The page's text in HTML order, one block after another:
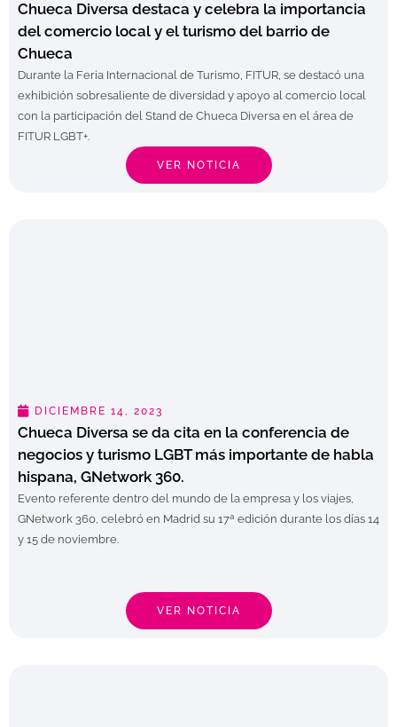
Chueca Diversa destaca y celebra la importancia
del comercio local y el turismo del barrio de
Chueca
Durante la Feria Internacional de Turismo, FITUR, se destacó una
exhibición sobresaliente de diversidad y apoyo al comercio local
con la participación del Stand de Chueca Diversa en el área de
FITUR LGBT+.
VER NOTICIA
DICIEMBRE 14, 2023
Chueca Diversa se da cita en la conferencia de
negocios y turismo LGBT más importante de habla
hispana, GNetwork 360.
Evento referente dentro del mundo de la empresa y los viajes,
GNetwork 360, celebró en Madrid su 17ª edición durante los días 14
y 15 de noviembre.
VER NOTICIA